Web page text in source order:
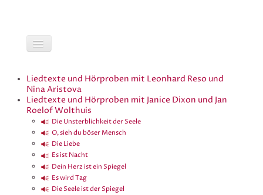
Liedtexte und Hörproben mit Leonhard Reso und
Nina Aristova
Liedtexte und Hörproben mit Janice Dixon und Jan
Roelof Wolthuis
Die Unsterblichkeit der Seele
O, sieh du böser Mensch
Die Liebe
Es ist Nacht
Dein Herz ist ein Spiegel
Es wird Tag
Die Seele ist der Spiegel